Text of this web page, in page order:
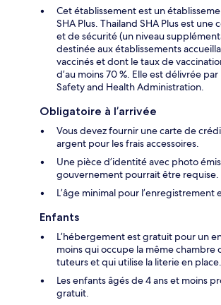
Cet établissement est un
SHA Plus. Thailand SHA Plus est
et de sécurité (un niveau
destinée aux établissements
vaccinés et dont le taux de
d’au moins 70 %. Elle est délivrée
Safety and Health Administration.
Obligatoire à l’arrivée
Vous devez fournir une carte de
argent pour les frais accessoires.
Une pièce d’identité avec photo
gouvernement pourrait être requise.
L’âge minimal pour l’enregistrement
Enfants
L’hébergement est gratuit pour un
moins qui occupe la même chambre
tuteurs et qui utilise la literie en place.
Les enfants âgés de 4 ans et moins
gratuit.